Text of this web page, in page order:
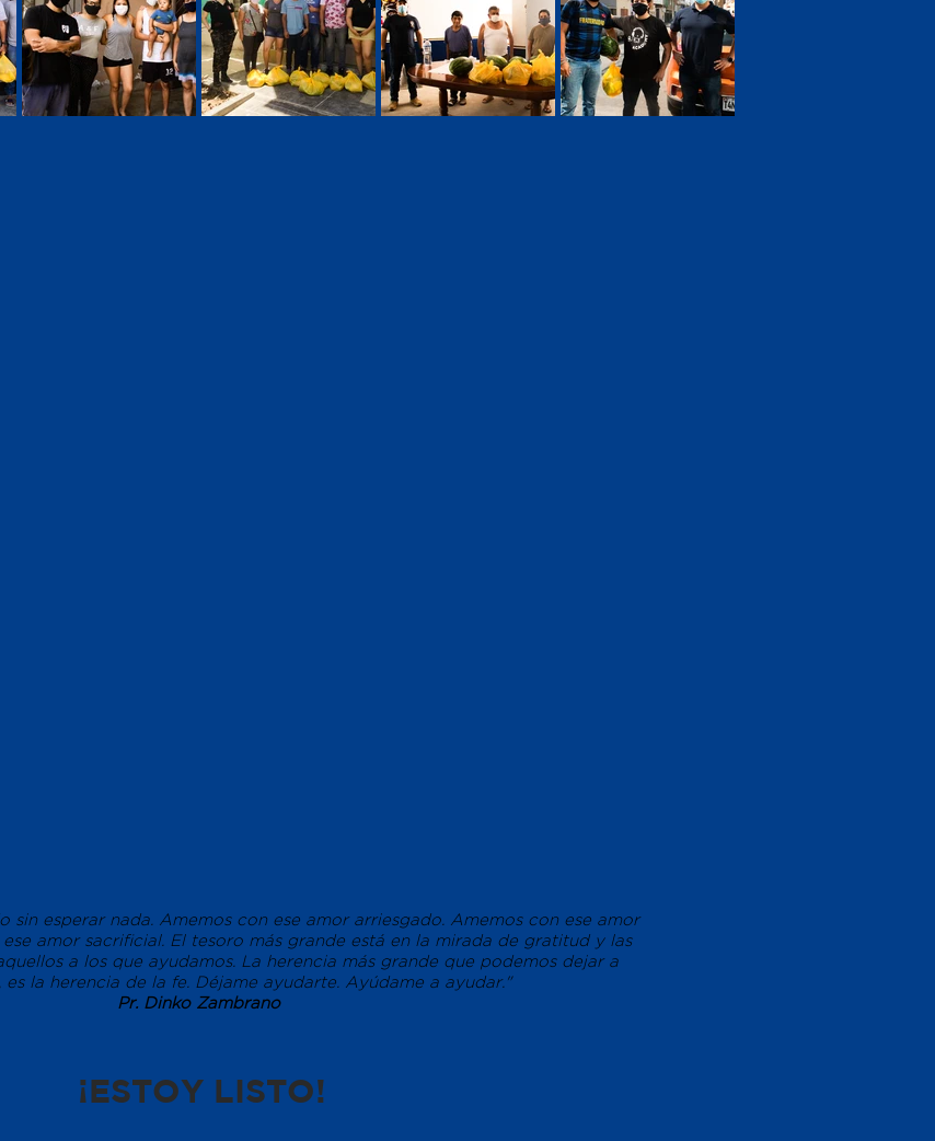
sin esperar nada. Amemos con ese amor arriesgado. Amemos con ese amor
amor sacrificial. El tesoro más grande está en la mirada de gratitud y las
a los que ayudamos. La herencia más grande que podemos dejar a
es la herencia de la fe. Déjame ayudarte. Ayúdame a ayudar."
Pr. Dinko Zambrano
¡ESTOY LISTO!